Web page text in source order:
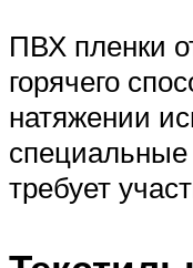
ПВХ пленки
горячего
натяжении
требует